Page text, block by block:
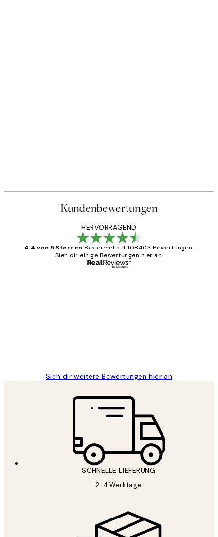
Kundenbewertungen
HERVORRAGEND
4.4 von 5 Sternen Basierend auf 108403 Bewertungen.
Sieh dir einige Bewertungen hier an.
Sieh dir weitere Bewertungen hier an
SCHNELLE LIEFERUNG
2-4 Werktage